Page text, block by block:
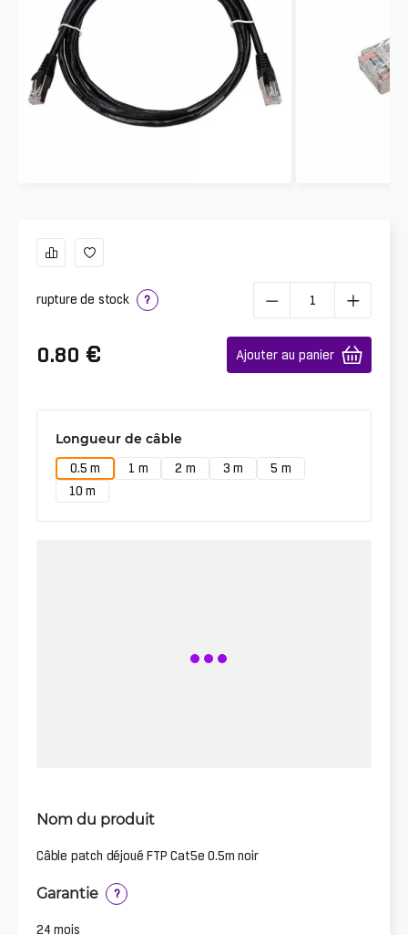
rupture de stock ?
0.80 € Ajouter au panier
Longueur de câble
0.5 m 1 m 2 m 3 m
5 m
10 m
Nom du produit
Câble patch déjoué FTP Cat5e 0.5m noir
Garantie ?
24 mois